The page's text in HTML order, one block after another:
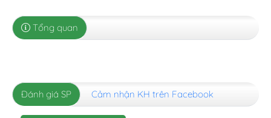
Tổng quan
Đánh giá SP Cảm nhận KH trên Facebook